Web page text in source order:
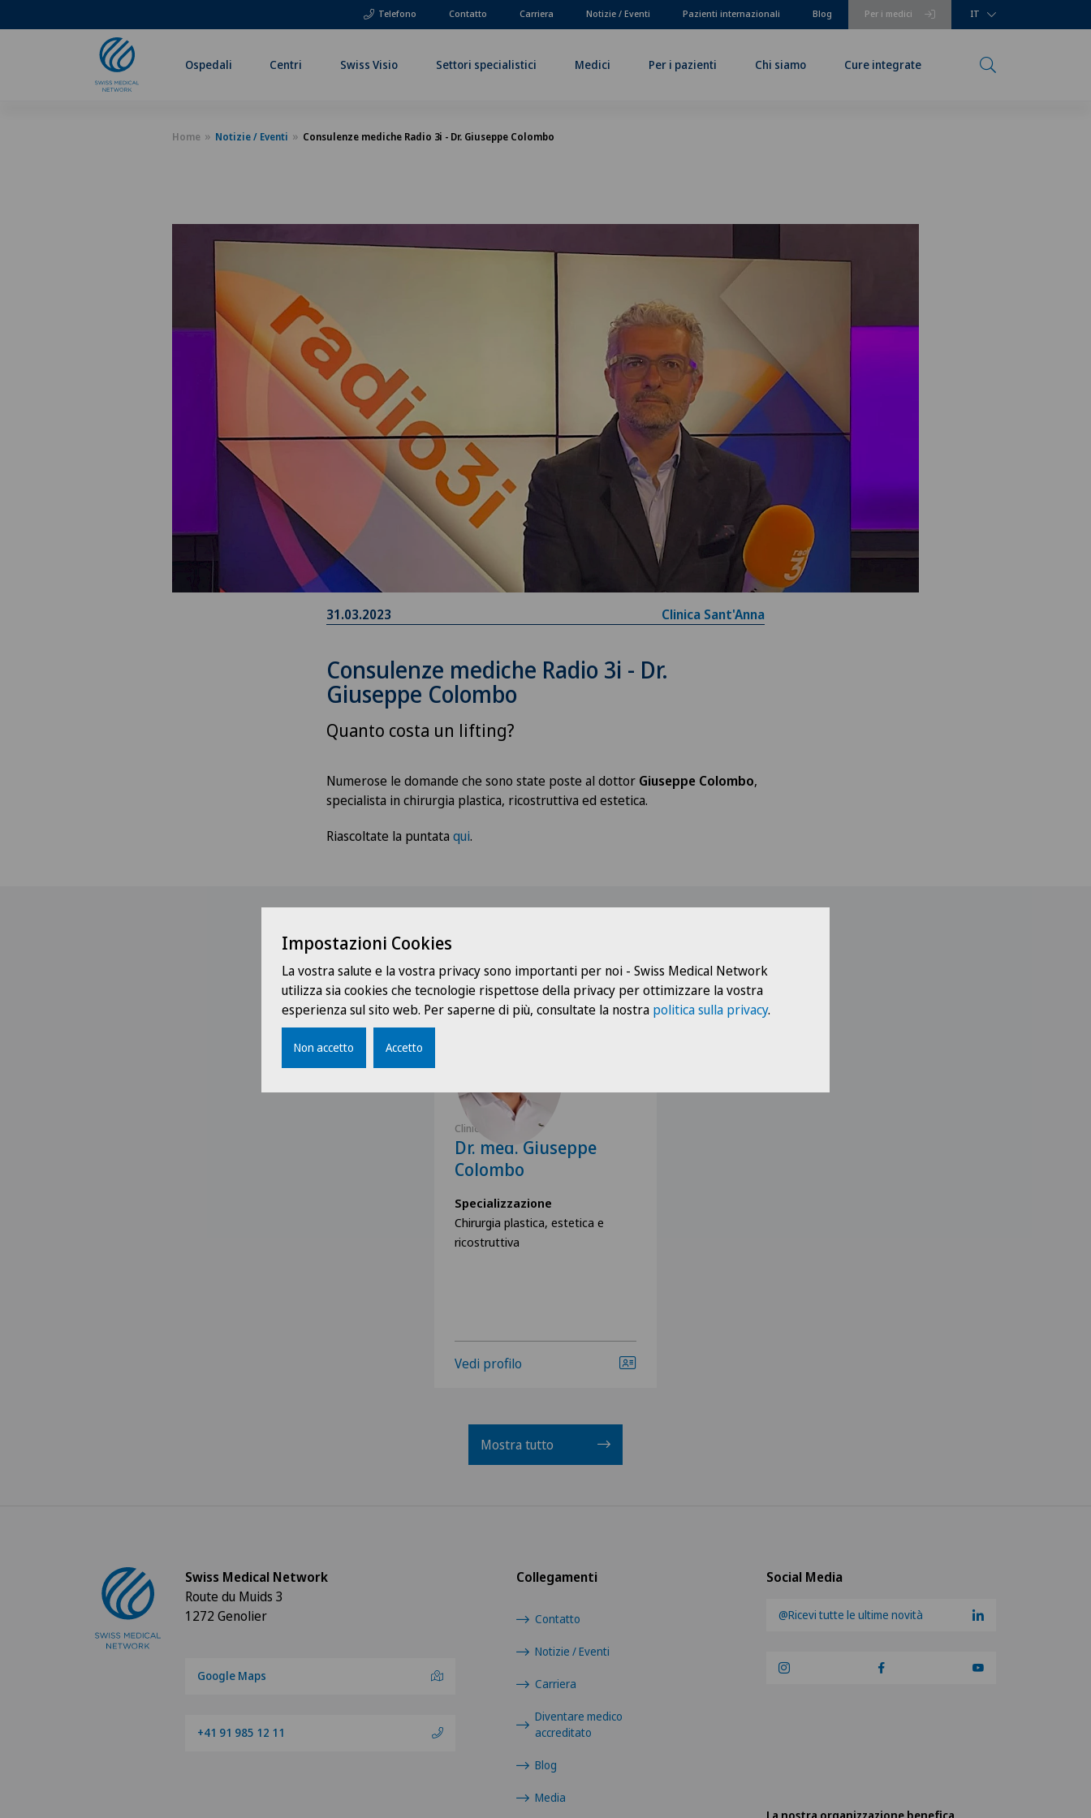
Telefono Per i medici
Contatto Carriera Notizie / Eventi Pazienti internazionali Blog IT
Ospedali Centri Swiss Visio Settori specialistici Medici Per i pazienti Chi siamo Cure integrate
Home Notizie / Eventi Consulenze mediche Radio 3i - Dr. Giuseppe Colombo
31.03.2023 Clinica Sant'Anna
Consulenze mediche Radio 3i - Dr.
Giuseppe Colombo
Quanto costa un lifting?
Numerose le domande che sono state poste al dottor Giuseppe Colombo,
specialista in chirurgia plastica, ricostruttiva ed estetica.
Riascoltate la puntata qui.
Clinica Sant'Anna
Dr. med. Giuseppe
Colombo
Specializzazione
Chirurgia plastica, estetica e
ricostruttiva
Vedi profilo
Mostra tutto
Social Media
@Ricevi tutte le ultime novità
Collegamenti
Contatto
Notizie / Eventi
Carriera
Diventare medico
accreditato
Blog
Media
Swiss Medical Network
Route du Muids 3
1272 Genolier
Google Maps
+41 91 985 12 11
La nostra organizzazione benefica
Impostazioni Cookies
La vostra salute e la vostra privacy sono importanti per noi - Swiss Medical Network
utilizza sia cookies che tecnologie rispettose della privacy per ottimizzare la vostra
esperienza sul sito web. Per saperne di più, consultate la nostra politica sulla privacy.
Non accetto Accetto